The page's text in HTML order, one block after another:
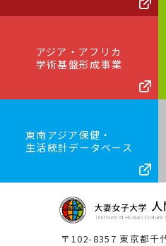
アジア・アフリカ
学術基盤形成事業
東南アジア保健・
生活統計データベース
〒102-8357 東京都千